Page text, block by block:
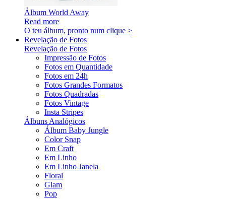
Álbum World Away
Read more
O teu álbum, pronto num clique >
Revelação de Fotos
Revelação de Fotos
Impressão de Fotos
Fotos em Quantidade
Fotos em 24h
Fotos Grandes Formatos
Fotos Quadradas
Fotos Vintage
Insta Stripes
Álbuns Analógicos
Álbum Baby Jungle
Color Snap
Em Craft
Em Linho
Em Linho Janela
Floral
Glam
Pop